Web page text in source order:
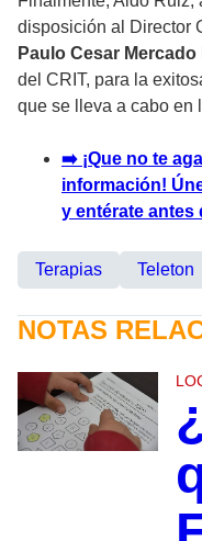
disposición al Director
Paulo Cesar Mercado
del CRIT, para la
que se lleva a cabo en
➡️ ¡Que no te
información!
y entérate antes
Terapias Teleton
NOTAS